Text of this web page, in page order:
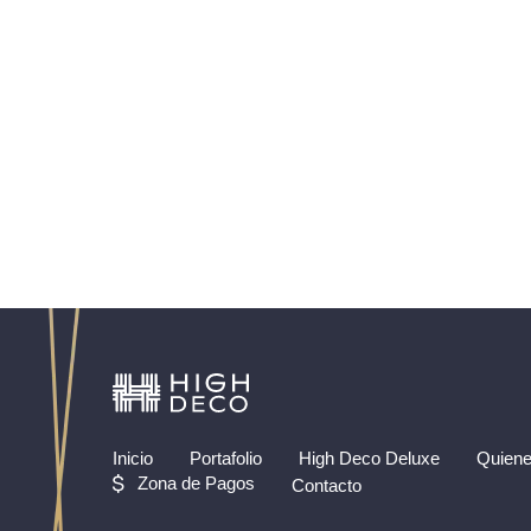
Inicio Portafolio High Deco Deluxe
Zona de Pagos
Contacto